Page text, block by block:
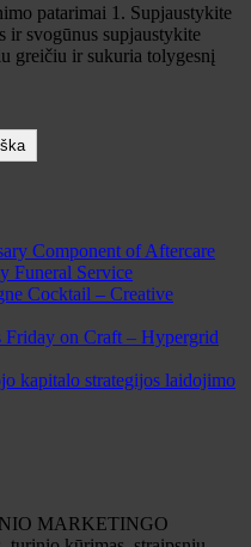
patarimai 1. Supjaustykite
ir svogūnus supjaustykite
greičiu ir sukuria tolygesnį
Component of Aftercare
Funeral Service
Cocktail – Creative
Friday on Craft – Hypergrid
kapitalo strategijos laidojimo
MARKETINGO